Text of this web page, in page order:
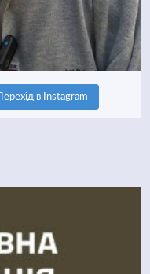
Перехід в Instagram